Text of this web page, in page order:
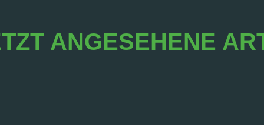
ANGESEHENE